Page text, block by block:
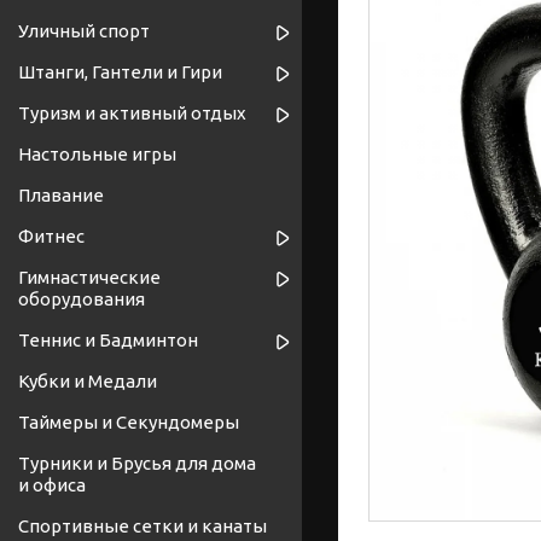
Уличный спорт
Штанги, Гантели и Гири
Туризм и активный отдых
Настольные игры
Плавание
Фитнес
Гимнастические
оборудования
Теннис и Бадминтон
Кубки и Медали
Таймеры и Секундомеры
Турники и Брусья для дома
и офиса
Спортивные cетки и канаты